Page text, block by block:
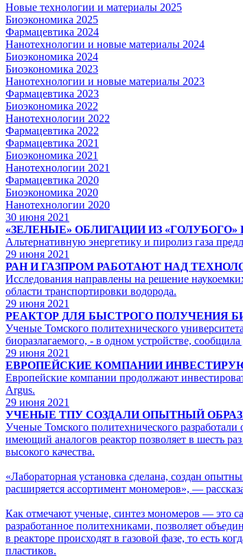
Новые технологии и материалы 2025
Биоэкономика 2025
Фармацевтика 2024
Нанотехнологии и новые материалы 2024
Биоэкономика 2024
Биоэкономика 2023
Нанотехнологии и новые материалы 2023
Фармацевтика 2023
Биоэкономика 2022
Нанотехнологии 2022
Фармацевтика 2022
Фармацевтика 2021
Биоэкономика 2021
Нанотехнологии 2021
Фармацевтика 2020
Биоэкономика 2020
Нанотехнологии 2020
30 июня 2021
«ЗЕЛЕНЫЕ» ОБЛИГАЦИИ ИЗ «ГОЛУБОГО»
Альтернативную энергетику и пиролиз газа
29 июня 2021
РАН И ГАЗПРОМ РАБОТАЮТ НАД
Исследования направлены на решение
области транспортировки водорода.
29 июня 2021
РЕАКТОР ДЛЯ БЫСТРОГО ПОЛУЧЕНИЯ
Ученые Томского политехнического
биоразлагаемого, - в одном устройстве,
29 июня 2021
ЕВРОПЕЙСКИЕ КОМПАНИИ
Европейские компании продолжают
Argus.
29 июня 2021
УЧЕНЫЕ ТПУ СОЗДАЛИ ОПЫТНЫЙ
Ученые Томского политехнического
имеющий аналогов реактор позволяет в шесть
высокого качества.
«Лабораторная установка сделана, создан
расширяется ассортимент мономеров», —
Как отмечают ученые, синтез мономеров — это
разработанное политехниками, позволяет
в реакторе происходят в газовой фазе, то есть
пластиков.